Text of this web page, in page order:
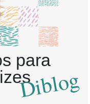
para
Diblog